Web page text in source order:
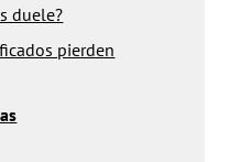
duele?
pierden